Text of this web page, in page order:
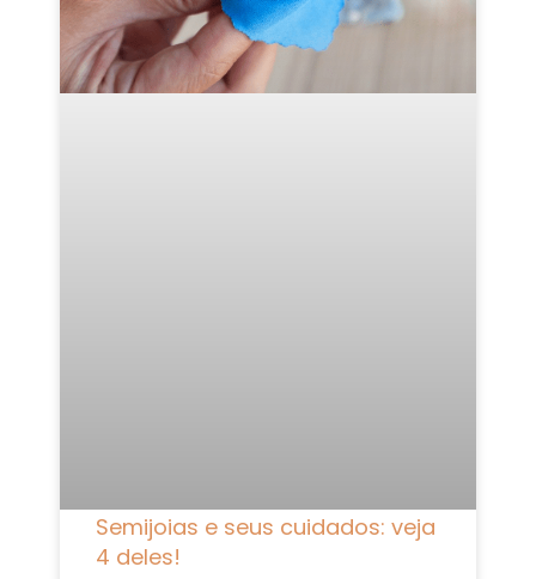
Semijoias e seus cuidados: veja
4 deles!